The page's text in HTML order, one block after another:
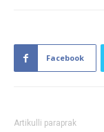
Facebook
Artikulli paraprak